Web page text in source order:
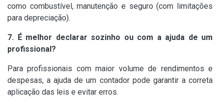
como combustível, manutenção e seguro (com limitações
para depreciação).
7. É melhor declarar sozinho ou com a ajuda de um
profissional?
Para profissionais com maior volume de rendimentos e
despesas, a ajuda de um contador pode garantir a correta
aplicação das leis e evitar erros.